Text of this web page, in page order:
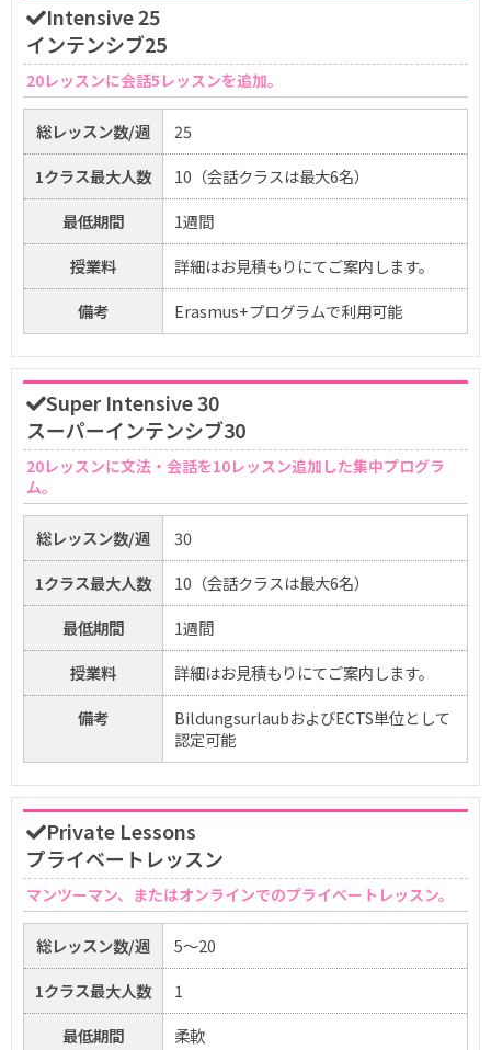
Intensive 25
インテンシブ25
20レッスンに会話5レッスンを追加。
総レッスン数/週
25
1クラス最大人数
10（会話クラスは最大6名）
最低期間
1週間
授業料
詳細はお見積もりにてご案内します。
備考
Erasmus+プログラムで利用可能
Super Intensive 30
スーパーインテンシブ30
20レッスンに文法・会話を10レッスン追加した集中プログラ
ム。
総レッスン数/週
30
1クラス最大人数
10（会話クラスは最大6名）
最低期間
1週間
授業料
詳細はお見積もりにてご案内します。
備考
BildungsurlaubおよびECTS単位として
認定可能
Private Lessons
プライベートレッスン
マンツーマン、またはオンラインでのプライベートレッスン。
総レッスン数/週
5～20
1クラス最大人数
1
最低期間
柔軟